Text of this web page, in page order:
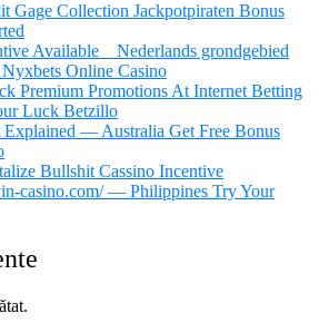
Gage Collection Jackpotpiraten Bonus
Available _ Nederlands grondgebied
Online Casino
Premium Promotions At Internet Betting
Luck Betzillo
Explained — Australia Get Free Bonus
Bullshit Cassino Incentive
casino.com/ — Philippines Try Your